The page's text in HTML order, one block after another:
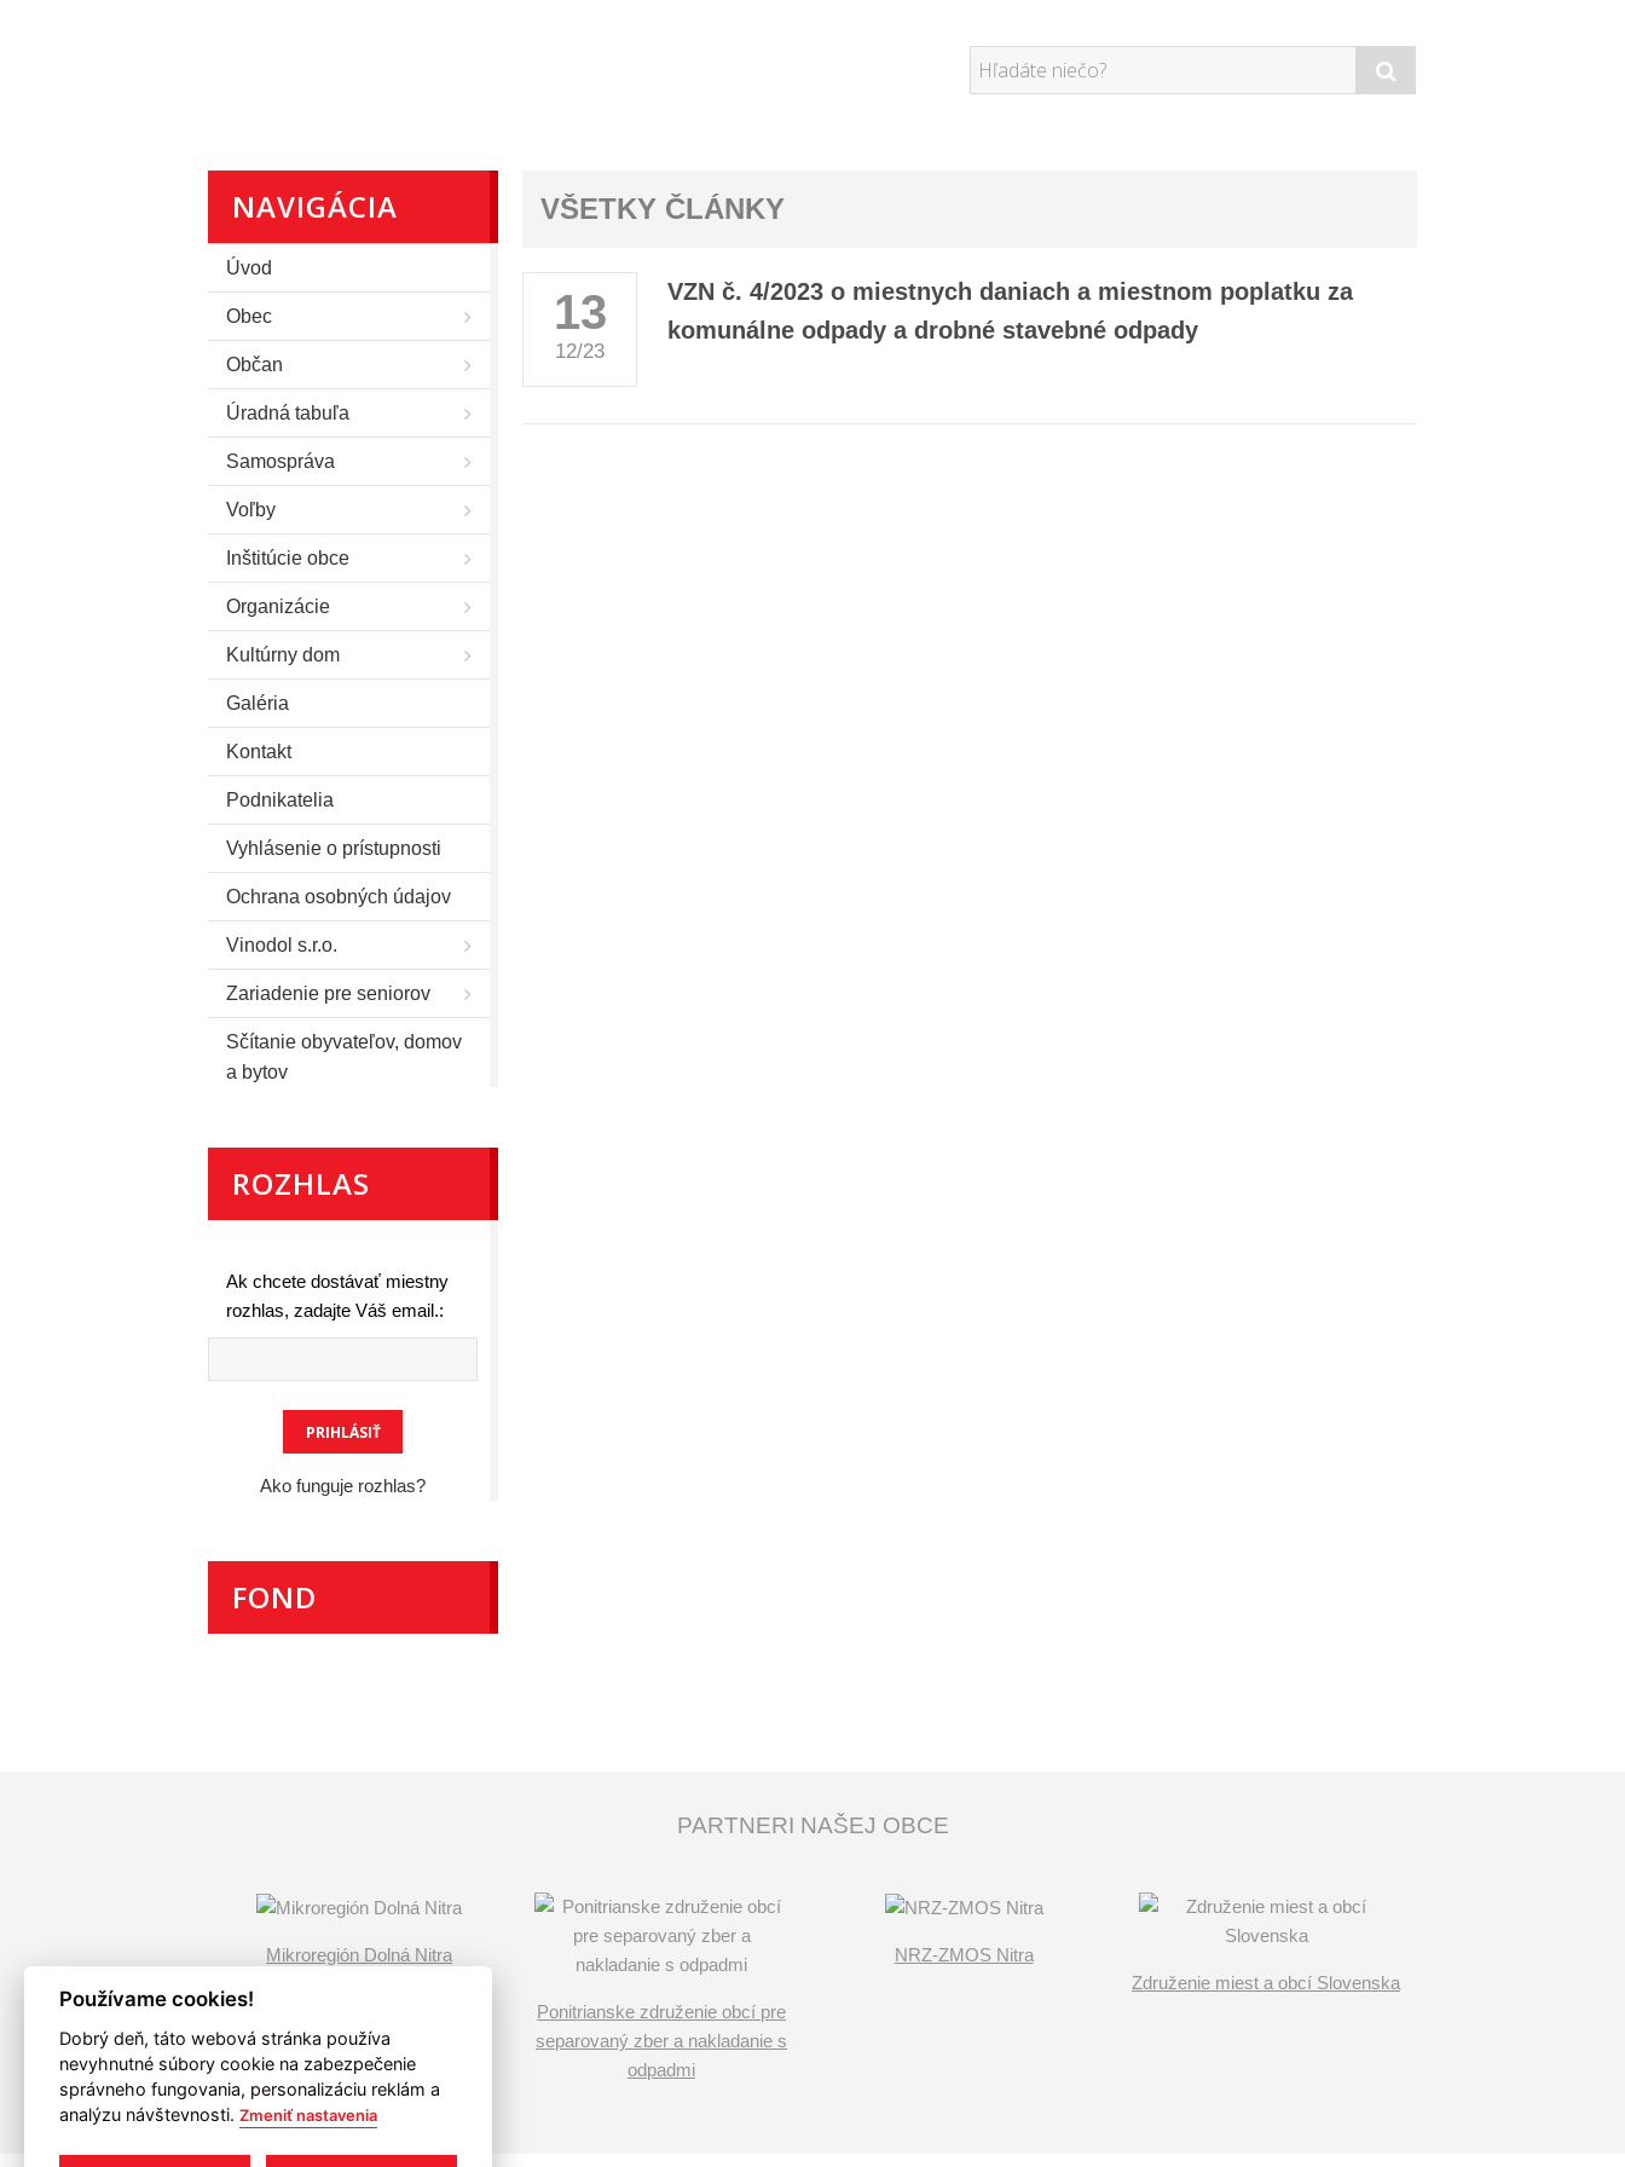
NAVIGÁCIA
Úvod
Obec
Občan
Úradná tabuľa
Samospráva
Voľby
Inštitúcie obce
Organizácie
Kultúrny dom
Galéria
Kontakt
Podnikatelia
Vyhlásenie o prístupnosti
Ochrana osobných údajov
Vinodol s.r.o.
Zariadenie pre seniorov
Sčítanie obyvateľov, domov
a bytov
ROZHLAS
Ak chcete dostávať miestny
rozhlas, zadajte Váš email.:
Ako funguje rozhlas?
FOND
VŠETKY ČLÁNKY
13
12/23
VZN č. 4/2023 o miestnych daniach a miestnom poplatku za
komunálne odpady a drobné stavebné odpady
PARTNERI NAŠEJ OBCE
Mikroregión Dolná Nitra
Ponitrianske združenie obcí pre
separovaný zber a nakladanie s
odpadmi
NRZ-ZMOS Nitra
Združenie miest a obcí Slovenska
Používame cookies!
Dobrý deň, táto webová stránka používa
nevyhnutné súbory cookie na zabezpečenie
správneho fungovania, personalizáciu reklám a
analýzu návštevnosti. Zmeniť nastavenia